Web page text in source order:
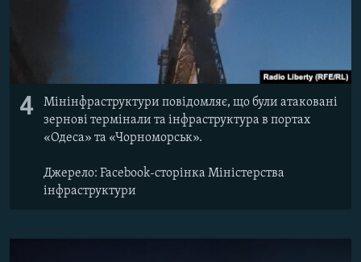
4
Мінінфраструктури повідомляє, що були атаковані
зернові термінали та інфраструктура в портах
«Одеса» та «Чорноморськ».
Джерело: Facebook-сторінка Міністерства
інфраструктури